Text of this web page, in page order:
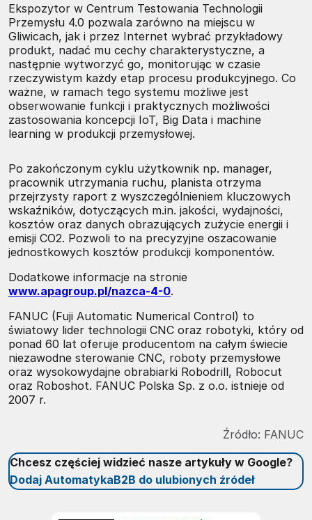
Ekspozytor w Centrum Testowania Technologii
Przemysłu 4.0 pozwala zarówno na miejscu w
Gliwicach, jak i przez Internet wybrać przykładowy
produkt, nadać mu cechy charakterystyczne, a
następnie wytworzyć go, monitorując w czasie
rzeczywistym każdy etap procesu produkcyjnego. Co
ważne, w ramach tego systemu możliwe jest
obserwowanie funkcji i praktycznych możliwości
zastosowania koncepcji IoT, Big Data i machine
learning w produkcji przemysłowej.
Po zakończonym cyklu użytkownik np. manager,
pracownik utrzymania ruchu, planista otrzyma
przejrzysty raport z wyszczególnieniem kluczowych
wskaźników, dotyczących m.in. jakości, wydajności,
kosztów oraz danych obrazujących zużycie energii i
emisji CO2. Pozwoli to na precyzyjne oszacowanie
jednostkowych kosztów produkcji komponentów.
Dodatkowe informacje na stronie
www.apagroup.pl/nazca-4-0.
FANUC (Fuji Automatic Numerical Control) to
światowy lider technologii CNC oraz robotyki, który od
ponad 60 lat oferuje producentom na całym świecie
niezawodne sterowanie CNC, roboty przemysłowe
oraz wysokowydajne obrabiarki Robodrill, Robocut
oraz Roboshot. FANUC Polska Sp. z o.o. istnieje od
2007 r.
Źródło: FANUC
Chcesz częściej widzieć nasze artykuły w Google?
Dodaj AutomatykaB2B do ulubionych źródeł